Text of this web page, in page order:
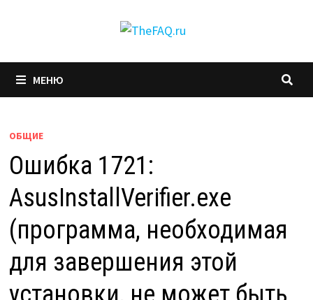
МЕНЮ
ОБЩИЕ
Ошибка 1721:
AsusInstallVerifier.exe
(программа, необходимая
для завершения этой